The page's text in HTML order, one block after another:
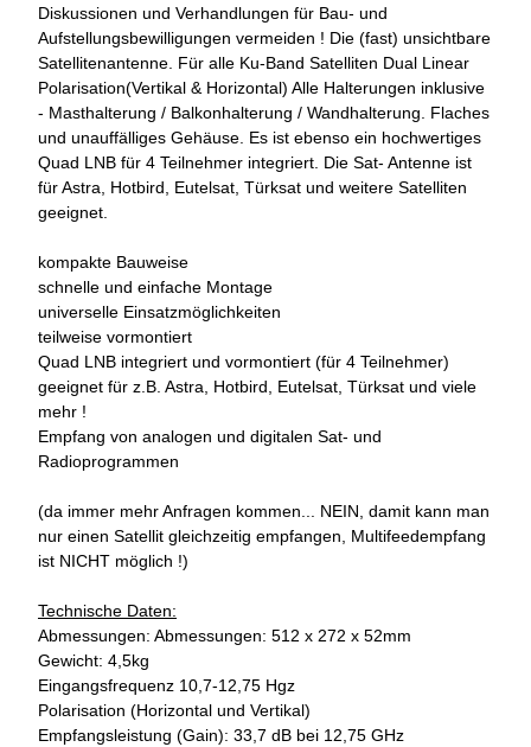
Diskussionen und Verhandlungen für Bau- und
Aufstellungsbewilligungen vermeiden ! Die (fast) unsichtbare
Satellitenantenne. Für alle Ku-Band Satelliten Dual Linear
Polarisation(Vertikal & Horizontal) Alle Halterungen inklusive
- Masthalterung / Balkonhalterung / Wandhalterung. Flaches
und unauffälliges Gehäuse. Es ist ebenso ein hochwertiges
Quad LNB für 4 Teilnehmer integriert. Die Sat- Antenne ist
für Astra, Hotbird, Eutelsat, Türksat und weitere Satelliten
geeignet.
kompakte Bauweise
schnelle und einfache Montage
universelle Einsatzmöglichkeiten
teilweise vormontiert
Quad LNB integriert und vormontiert (für 4 Teilnehmer)
geeignet für z.B. Astra, Hotbird, Eutelsat, Türksat und viele
mehr !
Empfang von analogen und digitalen Sat- und
Radioprogrammen
(da immer mehr Anfragen kommen... NEIN, damit kann man
nur einen Satellit gleichzeitig empfangen, Multifeedempfang
ist NICHT möglich !)
Technische Daten:
Abmessungen: Abmessungen: 512 x 272 x 52mm
Gewicht: 4,5kg
Eingangsfrequenz 10,7-12,75 Hgz
Polarisation (Horizontal und Vertikal)
Empfangsleistung (Gain): 33,7 dB bei 12,75 GHz